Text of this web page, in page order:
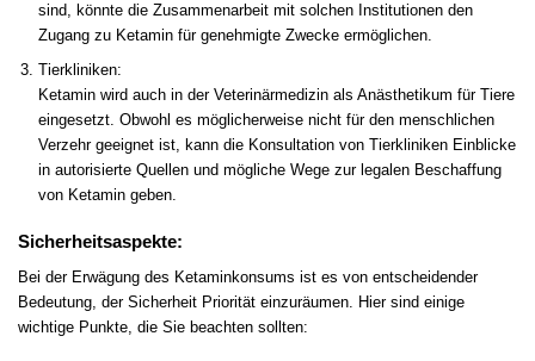
sind, könnte die Zusammenarbeit mit solchen Institutionen den
Zugang zu Ketamin für genehmigte Zwecke ermöglichen.
Tierkliniken:
Ketamin wird auch in der Veterinärmedizin als Anästhetikum für Tiere
eingesetzt. Obwohl es möglicherweise nicht für den menschlichen
Verzehr geeignet ist, kann die Konsultation von Tierkliniken Einblicke
in autorisierte Quellen und mögliche Wege zur legalen Beschaffung
von Ketamin geben.
Sicherheitsaspekte:
Bei der Erwägung des Ketaminkonsums ist es von entscheidender
Bedeutung, der Sicherheit Priorität einzuräumen Hier sind einige
wichtige Punkte die Sie beachten sollten: